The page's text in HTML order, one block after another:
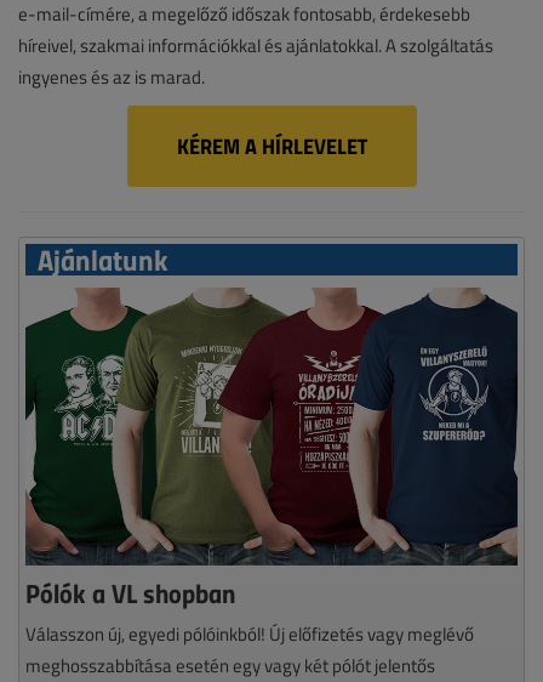
e-mail-címére, a megelőző időszak fontosabb, érdekesebb
híreivel, szakmai információkkal és ajánlatokkal. A szolgáltatás
ingyenes és az is marad.
KÉREM A HÍRLEVELET
Ajánlatunk
Pólók a VL shopban
Válasszon új, egyedi pólóinkból! Új előfizetés vagy meglévő
meghosszabbítása esetén egy vagy két pólót jelentős